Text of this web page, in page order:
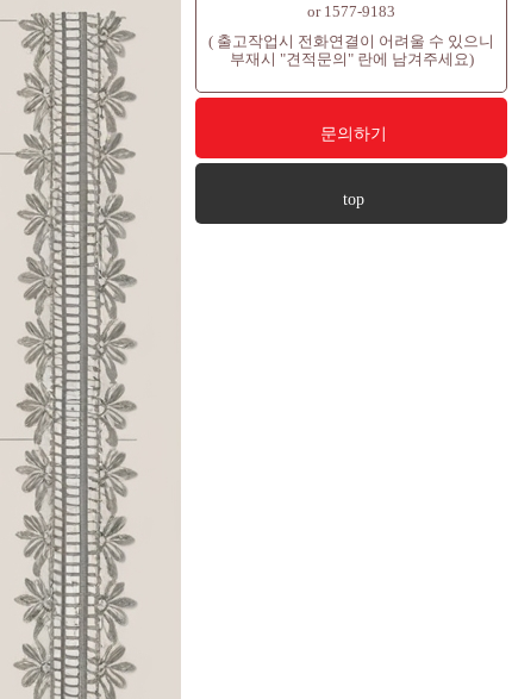
or 1577-9183
( 출고작업시 전화연결이 어려울 수 있으니
부재시 "견적문의" 란에 남겨주세요)
문의하기
top